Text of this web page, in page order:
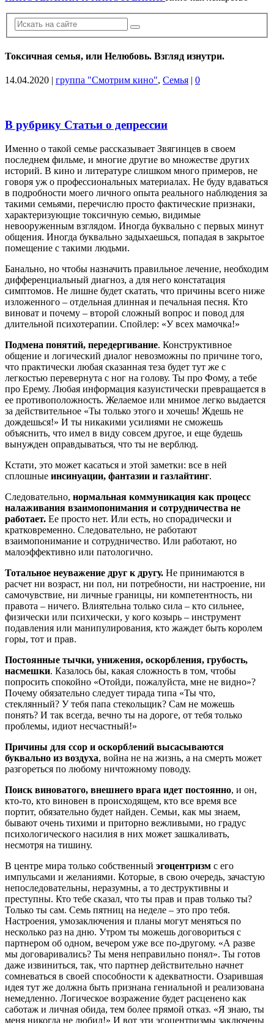
Токсичная семья, или Нелюбовь. Взгляд изнутри.
14.04.2020 | группа "Смотрим кино", Семья | 0
В рубрику Статьи о депрессии
Именно о такой семье рассказывает Звягинцев в своем
последнем фильме, и многие другие во множестве других
историй. В кино и литературе слишком много примеров, не
говоря уж о профессиональных материалах. Не буду вдаваться
в подробности моего личного опыта реального наблюдения за
такими семьями, перечислю просто фактические признаки,
характеризующие токсичную семью, видимые
невооруженным взглядом. Иногда буквально с первых минут
общения. Иногда буквально задыхаешься, попадая в закрытое
помещение с такими людьми.
Банально, но чтобы назначить правильное лечение, необходим
дифференциальный диагноз, а для него констатация
симптомов. Не лишне будет скатать, что причины всего ниже
изложенного – отдельная длинная и печальная песня. Кто
виноват и почему – второй сложный вопрос и повод для
длительной психотерапии. Спойлер: «У всех мамочка!»
Подмена понятий, передергивание. Конструктивное
общение и логический диалог невозможны по причине того,
что практически любая сказанная теза будет тут же с
легкостью перевернута с ног на голову. Ты про Фому, а тебе
про Ерему. Любая информация казуистически превращается в
ее противоположность. Желаемое или мнимое легко выдается
за действительное «Ты только этого и хочешь! Ждешь не
дождешься!» И ты никакими усилиями не сможешь
объяснить, что имел в виду совсем другое, и еще будешь
вынужден оправдываться, что ты не верблюд.
Кстати, это может касаться и этой заметки: все в ней
сплошные инсинуации, фантазии и газлайтинг.
Следовательно, нормальная коммуникация как процесс
налаживания взаимопонимания и сотрудничества не
работает. Ее просто нет. Или есть, но спорадически и
кратковременно. Следовательно, не работают
взаимопонимание и сотрудничество. Или работают, но
малоэффективно или патологично.
Тотальное неуважение друг к другу. Не принимаются в
расчет ни возраст, ни пол, ни потребности, ни настроение, ни
самочувствие, ни личные границы, ни компетентность, ни
правота – ничего. Влиятельна только сила – кто сильнее,
физически или психически, у кого козырь – инструмент
подавления или манипулирования, кто жаждет быть королем
горы, тот и прав.
Постоянные тычки, унижения, оскорбления, грубость,
насмешки. Казалось бы, какая сложность в том, чтобы
попросить спокойно «Отойди, пожалуйста, мне не видно»?
Почему обязательно следует тирада типа «Ты что,
стеклянный? У тебя папа стекольщик? Сам не можешь
понять? И так всегда, вечно ты на дороге, от тебя только
проблемы, идиот несчастный!»
Причины для ссор и оскорблений высасываются
буквально из воздуха, война не на жизнь, а на смерть может
разгореться по любому ничтожному поводу.
Поиск виноватого, внешнего врага идет постоянно, и он,
кто-то, кто виновен в происходящем, кто все время все
портит, обязательно будет найден. Семьи, как мы знаем,
бывают очень тихими и приторно вежливыми, но градус
психологического насилия в них может зашкаливать,
несмотря на тишину.
В центре мира только собственный эгоцентризм с его
импульсами и желаниями. Которые, в свою очередь, зачастую
непоследовательны, неразумны, а то деструктивны и
преступны. Кто тебе сказал, что ты прав и прав только ты?
Только ты сам. Семь пятниц на неделе – это про тебя.
Настроения, умозаключения и планы могут меняться по
несколько раз на дню. Утром ты можешь договориться с
партнером об одном, вечером уже все по-другому. «А разве
мы договаривались? Ты меня неправильно понял». Ты готов
даже извиниться, так, что партнер действительно начнет
сомневаться в своей способности к адекватности. Озарившая
идея тут же должна быть признана гениальной и реализована
немедленно. Логическое возражение будет расценено как
саботаж и личная обида, тем более прямой отказ. «Я знаю, ты
меня никогда не любил!» И вот эти эгоцентризмы заключены